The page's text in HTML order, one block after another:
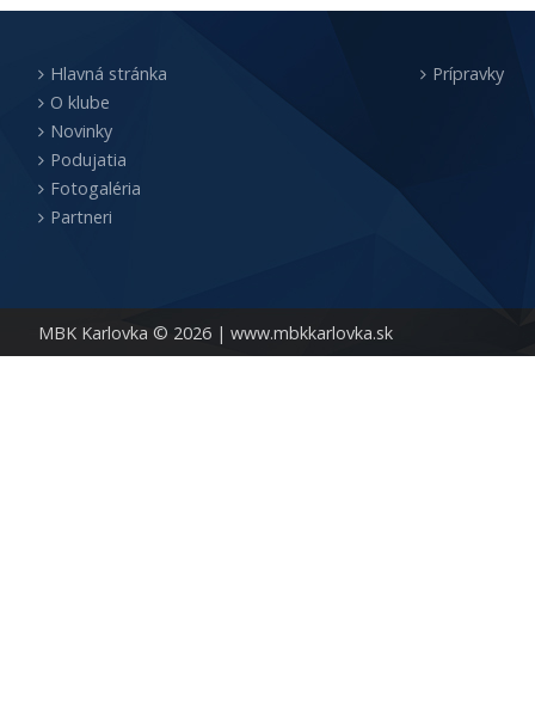
MBK Karlovka © 2026 | www.mbkkarlovka.sk
Hlavná stránka
O klube
Novinky
Podujatia
Fotogaléria
Partneri
Prípravky